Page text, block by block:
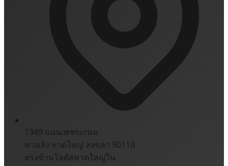
1349 ถนนเพชรเกษม
ควนลัง หาดใหญ่ สงขลา 90110
ตรงข้ามโลตัสหาดใหญ่ใน